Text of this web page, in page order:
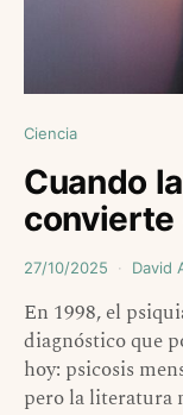
Ciencia
Cuando
27/10/2025 David
En 1998, el
diagnóstico que
hoy: psicosis
pero la literatura